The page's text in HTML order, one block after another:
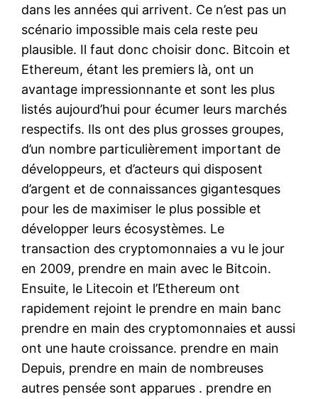
dans les années qui arrivent. Ce n’est pas un
scénario impossible mais cela reste peu
plausible. Il faut donc choisir donc. Bitcoin et
Ethereum, étant les premiers là, ont un
avantage impressionnante et sont les plus
listés aujourd’hui pour écumer leurs marchés
respectifs. Ils ont des plus grosses groupes,
d’un nombre particulièrement important de
développeurs, et d’acteurs qui disposent
d’argent et de connaissances gigantesques
pour les de maximiser le plus possible et
développer leurs écosystèmes. Le
transaction des cryptomonnaies a vu le jour
en 2009, prendre en main avec le Bitcoin.
Ensuite, le Litecoin et l’Ethereum ont
rapidement rejoint le prendre en main banc
prendre en main des cryptomonnaies et aussi
ont une haute croissance. prendre en main
Depuis, prendre en main de nombreuses
autres pensée sont apparues . prendre en